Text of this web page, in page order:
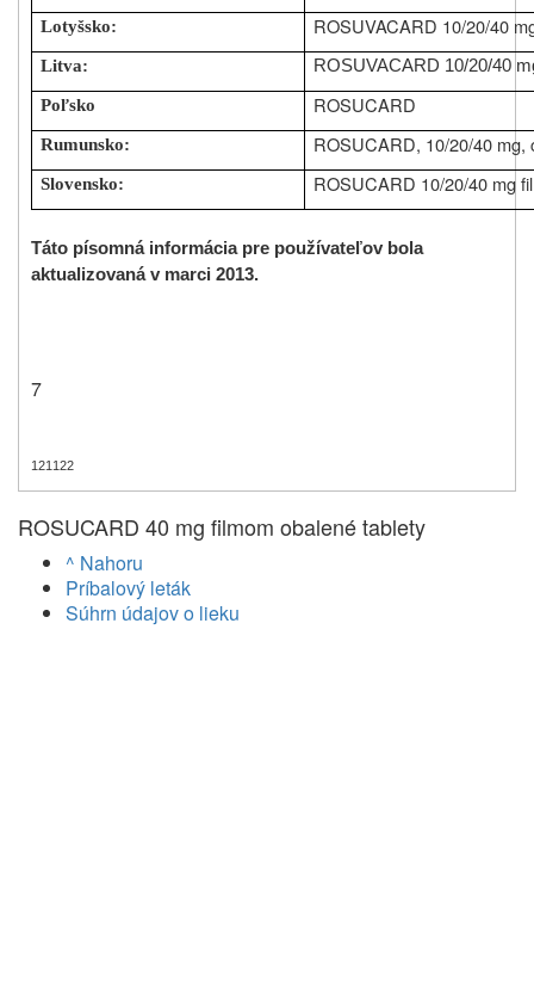
Lotyšsko: ROSUVACARD 10/20/40
Litva: ROSUVACARD 10/20/40
Poľsko ROSUCARD
Rumunsko: ROSUCARD, 10/20/40 mg,
Slovensko: ROSUCARD 10/20/40 mg
Táto písomná informácia pre používateľov bola
aktualizovaná v marci 2013.
7
121122
ROSUCARD 40 mg filmom obalené tablety
^ Nahoru
Príbalový leták
Súhrn údajov o lieku